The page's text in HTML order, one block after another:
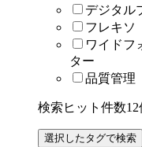
デジタル
フレキソ
ワイドフ
ター
品質管理
検索ヒット件数12